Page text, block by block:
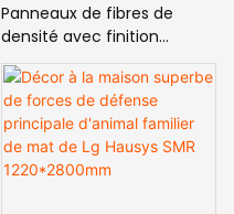
Panneaux de fibres de
densité avec finition
moderne en grain de bois
et motifs synchronisés en
3D.